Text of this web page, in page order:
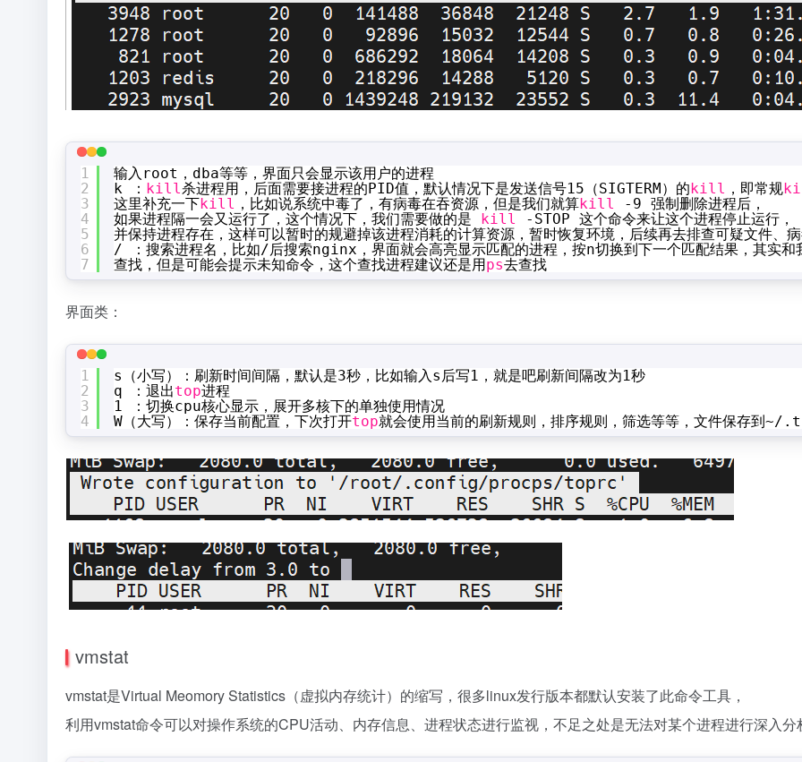
1
2
3
4
5
6
7
输入root，dba等等，界面只会显示该用户的进程
k ： kill 杀进程用，后面需要接进程的PID值，默认情况下是发送信号15（SIGTERM）的kill ，即常规
这里补充一下kill ，比如说系统中毒了，有病毒在吞资源，但是我们就算kill
-9 强制删除进程后，
如果进程隔一会又运行了，这个情况下，我们需要做的是 kill
-STOP 这个命令来让这个进程停止运行，
并保持进程存在，这样可以暂时的规避掉该进程消耗的计算资源，暂时恢复环境，后续再去排查可疑文件、
/ ：搜索进程名，比如/后搜索nginx，界面就会高亮显示匹配的进程，按n切换到下一个匹配结果，其实
查找，但是可能会提示未知命令，这个查找进程建议还是用ps去查找
界面类：
1
2
3
4
s（小写）：刷新时间间隔，默认是3秒，比如输入s后写1，就是吧刷新间隔改为1秒
q ：退出top进程
1 ：切换cpu核心显示，展开多核下的单独使用情况
W（大写）：保存当前配置，下次打开top就会使用当前的刷新规则，排序规则，筛选等等，文件保存到
vmstat
vmstat是Virtual Meomory Statistics（虚拟内存统计）的缩写，很多linux发行版本都默认安装了此命令工具，
利用vmstat命令可以对操作系统的CPU活动、内存信息、进程状态进行监视，不足之处是无法对某个进程进行深入分